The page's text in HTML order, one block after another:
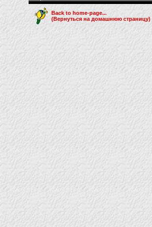
Back to home-page...
(Вернуться на домашнюю страницу)